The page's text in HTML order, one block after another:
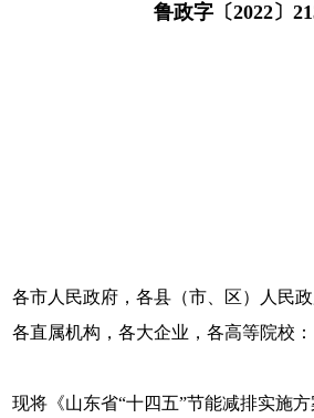
鲁政字〔2022〕
各市人民政府，各县（市、区）人民政
各直属机构，各大企业，各高等院校：
现将《山东省“十四五”节能减排实施